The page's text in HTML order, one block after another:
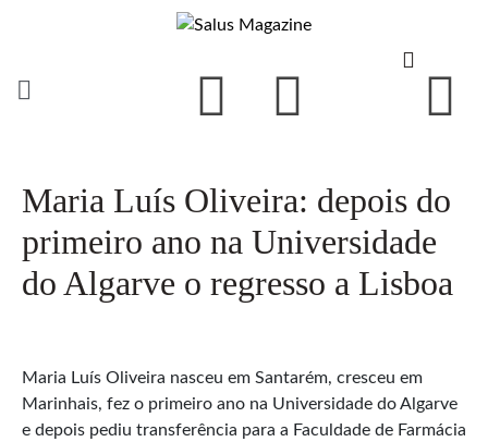
Maria Luís Oliveira: depois do
primeiro ano na Universidade
do Algarve o regresso a Lisboa
Maria Luís Oliveira nasceu em Santarém, cresceu em
Marinhais, fez o primeiro ano na Universidade do Algarve
e depois pediu transferência para a Faculdade de Farmácia